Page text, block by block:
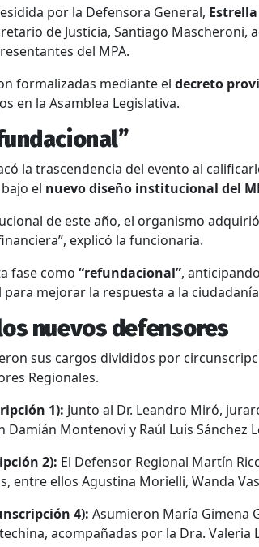
por la Defensora General,
de Justicia, Santiago Mascheroni,
del MPA.
formalizadas mediante el decreto
en la Asamblea Legislativa.
la trascendencia del evento al
el nuevo diseño institucional del
de este año, el organismo
explicó la funcionaria.
fase como “refundacional”,
para mejorar la respuesta a la
nuevos defensores
sus cargos divididos por
Regionales.
1): Junto al Dr. Leandro Miró,
Damián Montenovi y Raúl Luis Sánchez
2): El Defensor Regional Martín
entre ellos Agustina Morielli, Wanda
4): Asumieron María Gimena
acompañadas por la Dra. Valeria